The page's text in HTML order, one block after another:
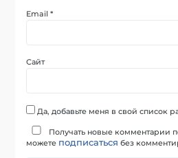
Email*
Сайт
Да, добавьте меня в свой список
Получать новые комментарии
можете подписаться без